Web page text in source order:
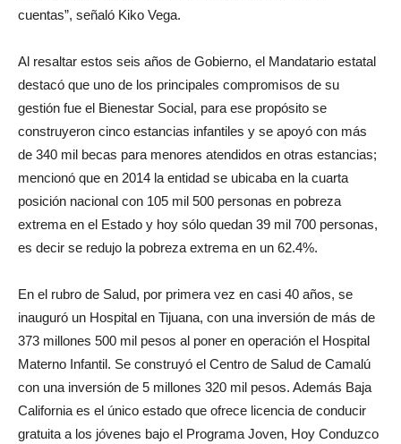
cuentas”, señaló Kiko Vega.
Al resaltar estos seis años de Gobierno, el Mandatario estatal
destacó que uno de los principales compromisos de su
gestión fue el Bienestar Social, para ese propósito se
construyeron cinco estancias infantiles y se apoyó con más
de 340 mil becas para menores atendidos en otras estancias;
mencionó que en 2014 la entidad se ubicaba en la cuarta
posición nacional con 105 mil 500 personas en pobreza
extrema en el Estado y hoy sólo quedan 39 mil 700 personas,
es decir se redujo la pobreza extrema en un 62.4%.
En el rubro de Salud, por primera vez en casi 40 años, se
inauguró un Hospital en Tijuana, con una inversión de más de
373 millones 500 mil pesos al poner en operación el Hospital
Materno Infantil. Se construyó el Centro de Salud de Camalú
con una inversión de 5 millones 320 mil pesos. Además Baja
California es el único estado que ofrece licencia de conducir
gratuita a los jóvenes bajo el Programa Joven, Hoy Conduzco